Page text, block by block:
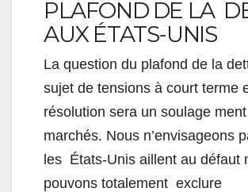
PLAFOND DE LA
AUX ÉTATS-UNIS
La question du plafond de la
sujet de tensions à court terme
résolution sera un soulage
marchés. Nous n’envisageons
les États-Unis aillent au défaut
pouvons totalement exclure